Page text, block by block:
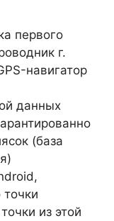
первого
г.
навигатор
данных
(база
из этой